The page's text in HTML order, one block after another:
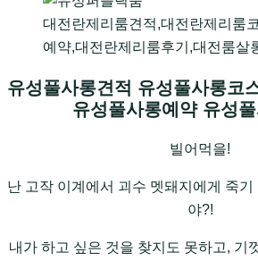
대전란제리룸견적,대전란제리룸
예약,대전란제리룸후기,대전룸살
유성풀사롱견적 유성풀사롱코
유성풀사롱예약 유성풀
빌어먹을!
난 고작 이계에서 괴수 멧돼지에게 죽기
야?!
내가 하고 싶은 것을 찾지도 못하고, 기